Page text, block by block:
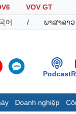
VOV GT
어 / ພາສາລາວ
Podcast
Doanh nghiệp